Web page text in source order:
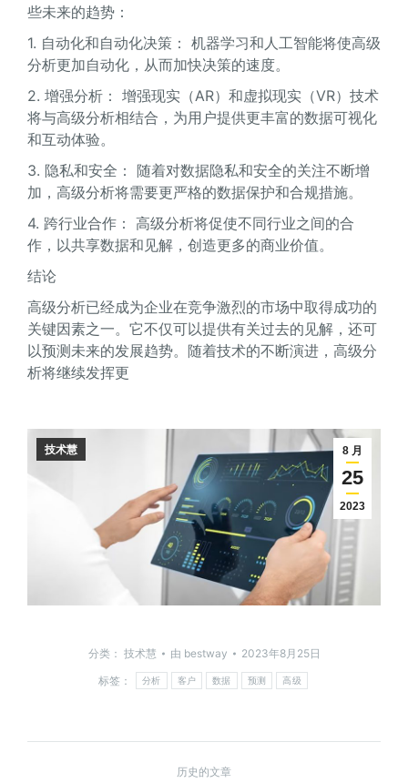
些未来的趋势：
1. 自动化和自动化决策： 机器学习和人工智能将使高级
分析更加自动化，从而加快决策的速度。
2. 增强分析： 增强现实（AR）和虚拟现实（VR）技术
将与高级分析相结合，为用户提供更丰富的数据可视化
和互动体验。
3. 隐私和安全： 随着对数据隐私和安全的关注不断增
加，高级分析将需要更严格的数据保护和合规措施。
4. 跨行业合作： 高级分析将促使不同行业之间的合
作，以共享数据和见解，创造更多的商业价值。
结论
高级分析已经成为企业在竞争激烈的市场中取得成功的
关键因素之一。它不仅可以提供有关过去的见解，还可
以预测未来的发展趋势。随着技术的不断演进，高级分
析将继续发挥更
8 月
25
2023
技术慧
分类： 技术慧 由 bestway
2023年8月25日
标签：
分析 客户 数据 预测 高级
历史的文章